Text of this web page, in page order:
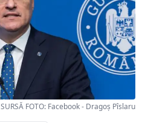
SURSĂ FOTO: Facebook - Dragoș Pîslaru